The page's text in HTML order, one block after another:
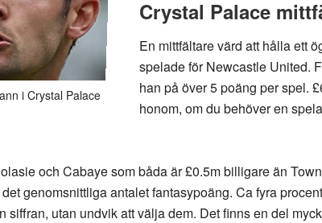
i Crystal Palace
Crystal Palace
En mittfältare värd att hålla ett
spelade för Newcastle United.
han på över 5 poäng per spel.
honom, om du behöver en
och Cabaye som båda är £0.5m billigare än
genomsnittliga antalet fantasypoäng. Ca fyra
siffran, utan undvik att välja dem. Det finns en del